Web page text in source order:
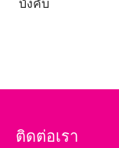
ติดต่อเรา